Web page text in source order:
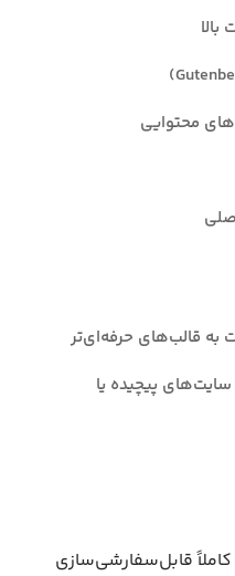
محتوایی
به قالب‌های حرفه‌ای‌تر
پیچیده یا
قابل‌سفارشی‌سازی